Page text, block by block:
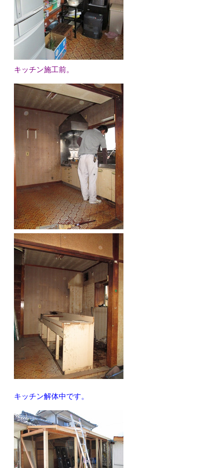
キッチン施工前。
キッチン解体中です。